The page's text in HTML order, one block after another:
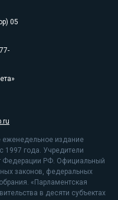
05
еженедельное издание
1997 года. Учредители
Федерации РФ. Официальный
законов, федеральных
«Парламентская
в десяти субъектах